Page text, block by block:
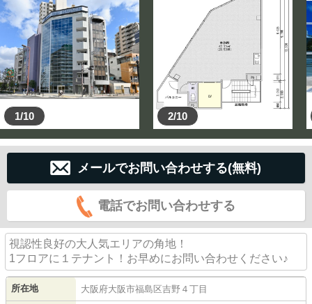
1/10 2/10
メールでお問い合わせする(無料)
電話でお問い合わせする
視認性良好の大人気エリアの角地！
1フロアに１テナント！お早めにお問い合わせください♪
所在地 大阪府大阪市福島区吉野 ４丁目